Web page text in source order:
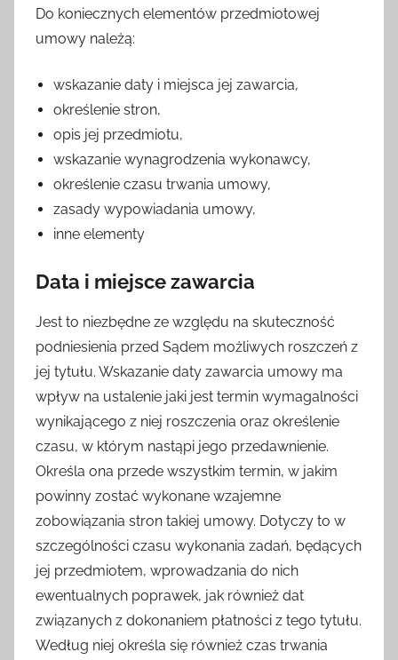
Do koniecznych elementów przedmiotowej
umowy należą:
wskazanie daty i miejsca jej zawarcia,
określenie stron,
opis jej przedmiotu,
wskazanie wynagrodzenia wykonawcy,
określenie czasu trwania umowy,
zasady wypowiadania umowy,
inne elementy
Data i miejsce zawarcia
Jest to niezbędne ze względu na skuteczność
podniesienia przed Sądem możliwych roszczeń z
jej tytułu. Wskazanie daty zawarcia umowy ma
wpływ na ustalenie jaki jest termin wymagalności
wynikającego z niej roszczenia oraz określenie
czasu, w którym nastąpi jego przedawnienie.
Określa ona przede wszystkim termin, w jakim
powinny zostać wykonane wzajemne
zobowiązania stron takiej umowy. Dotyczy to w
szczególności czasu wykonania zadań, będących
jej przedmiotem, wprowadzania do nich
ewentualnych poprawek, jak również dat
związanych z dokonaniem płatności z tego tytułu.
Według niej określa się również czas trwania